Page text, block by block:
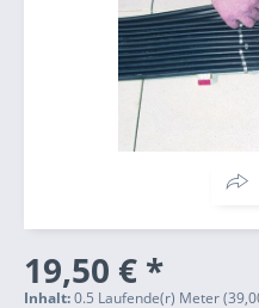
19,50 € *
Inhalt:0.5 Laufende(r) Meter